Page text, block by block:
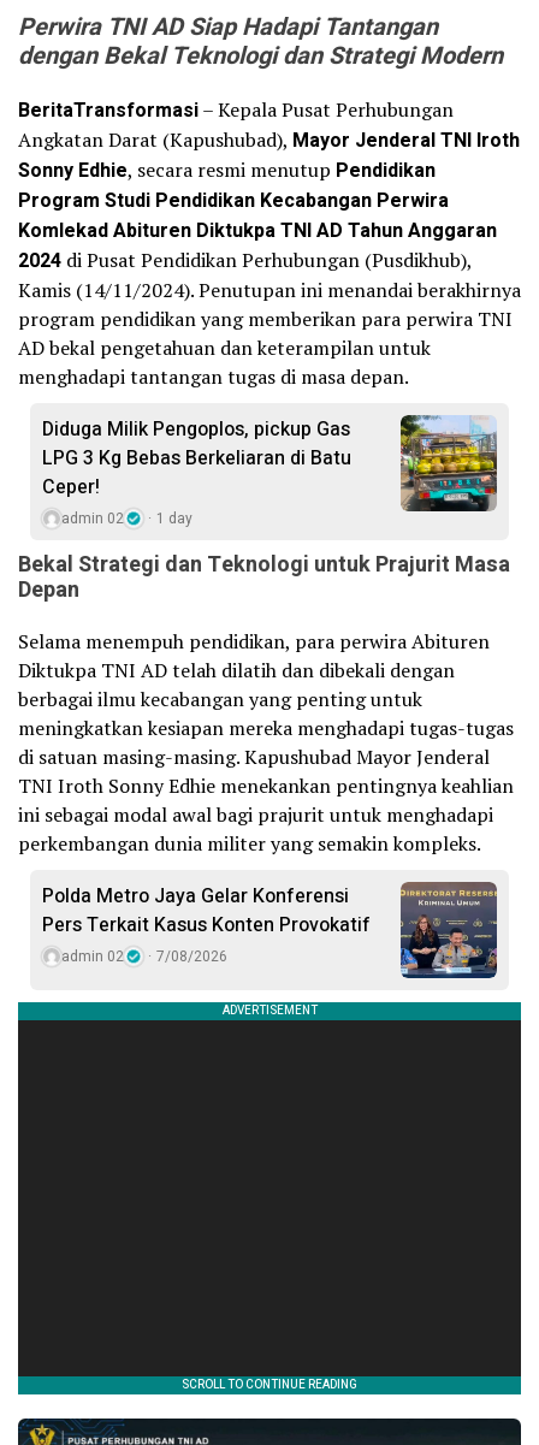
Perwira TNI AD Siap Hadapi Tantangan
dengan Bekal Teknologi dan Strategi Modern
BeritaTransformasi– Kepala Pusat Perhubungan
Angkatan Darat (Kapushubad), Mayor Jenderal TNI Iroth
Sonny Edhie, secara resmi menutup Pendidikan
Program Studi Pendidikan Kecabangan Perwira
Komlekad Abituren Diktukpa TNI AD Tahun Anggaran
2024 di Pusat Pendidikan Perhubungan (Pusdikhub),
Kamis (14/11/2024). Penutupan ini menandai berakhirnya
program pendidikan yang memberikan para perwira TNI
AD bekal pengetahuan dan keterampilan untuk
menghadapi tantangan tugas di masa depan.
Diduga Milik Pengoplos, pickup Gas
LPG 3 Kg Bebas Berkeliaran di Batu
Ceper!
admin 02 1 day
Bekal Strategi dan Teknologi untuk Prajurit Masa
Depan
Selama menempuh pendidikan, para perwira Abituren
Diktukpa TNI AD telah dilatih dan dibekali dengan
berbagai ilmu kecabangan yang penting untuk
meningkatkan kesiapan mereka menghadapi tugas-tugas
di satuan masing-masing. Kapushubad Mayor Jenderal
TNI Iroth Sonny Edhie menekankan pentingnya keahlian
ini sebagai modal awal bagi prajurit untuk menghadapi
perkembangan dunia militer yang semakin kompleks.
Polda Metro Jaya Gelar Konferensi
Pers Terkait Kasus Konten Provokatif
admin 02 7/08/2026